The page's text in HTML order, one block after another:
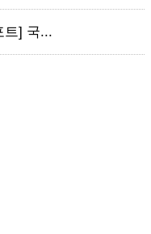
트] 국...